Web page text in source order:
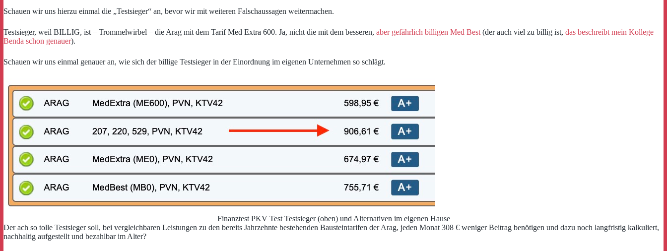
Schauen wir uns hierzu einmal die „Testsieger“ an, bevor wir mit weiteren Falschaussagen weitermachen.
Testsieger, weil BILLIG, ist – Trommelwirbel – die Arag mit dem Tarif Med Extra 600. Ja, nicht die mit dem besseren, aber gefährlich billigen Med Best (der auch viel zu billig ist, das beschreibt mein Kollege
Benda schon genauer).
Schauen wir uns einmal genauer an, wie sich der billige Testsieger in der Einordnung im eigenen Unternehmen so schlägt.
Finanztest PKV Test Testsieger (oben) und Alternativen im eigenen Hause
Der ach so tolle Testsieger soll, bei vergleichbaren Leistungen zu den bereits Jahrzehnte bestehenden Bausteintarifen der Arag, jeden Monat 308 € weniger Beitrag benötigen und dazu noch langfristig kalkuliert,
nachhaltig aufgestellt und bezahlbar im Alter?